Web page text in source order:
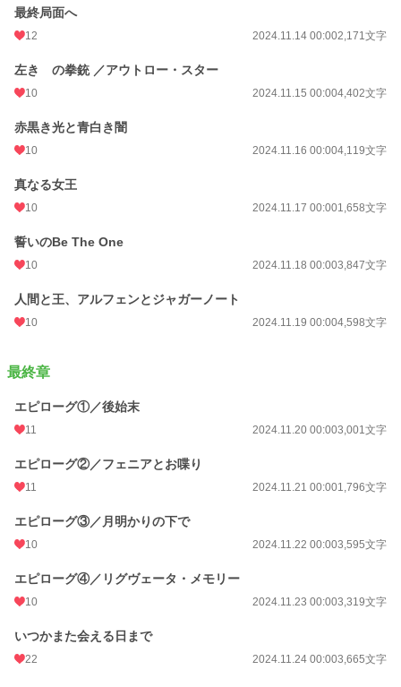
最終局面へ
12 2024.11.14 00:002,171文字
左きゝの拳銃 ／アウトロー・スター
10 2024.11.15 00:004,402文字
赤黒き光と青白き闇
10 2024.11.16 00:004,119文字
真なる女王
10 2024.11.17 00:001,658文字
誓いのBe The One
10 2024.11.18 00:003,847文字
人間と王、アルフェンとジャガーノート
10 2024.11.19 00:004,598文字
最終章
エピローグ①／後始末
11 2024.11.20 00:003,001文字
エピローグ②／フェニアとお喋り
11 2024.11.21 00:001,796文字
エピローグ③／月明かりの下で
10 2024.11.22 00:003,595文字
エピローグ④／リグヴェータ・メモリー
10 2024.11.23 00:003,319文字
いつかまた会える日まで
22 2024.11.24 00:003,665文字